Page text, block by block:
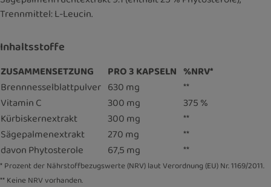
Trennmittel: L-Leucin.
Inhaltsstoffe
ZUSAMMENSETZUNG PRO 3 KAPSELN %NRV*
Brennnesselblattpulver 630 mg
**
Vitamin C
300 mg
375 %
Kürbiskernextrakt
300 mg
**
Sägepalmenextrakt
270 mg
**
davon Phytosterole
67,5 mg **
* Prozent der Nährstoffbezugswerte (NRV) laut Verordnung (EU) Nr. 1169/2011.
** Keine NRV vorhanden.